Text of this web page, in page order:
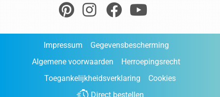
Impressum
Gegevensbescherming
Algemene voorwaarden
Herroepingsrecht
Toegankelijkheidsverklaring
Cookies
Direct bestellen